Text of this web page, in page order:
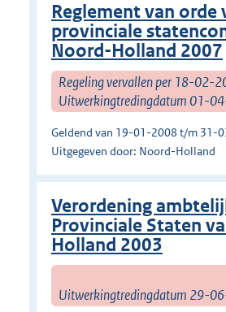
Reglement van orde
provinciale
Noord-Holland 2007
Regeling vervallen per 18-02-
Uitwerkingtredingdatum 01-
Geldend van 19-01-2008 t/m 31-
Uitgegeven door: Noord-Holland
Verordening
Provinciale Staten
Holland 2003
Uitwerkingtredingdatum 29-